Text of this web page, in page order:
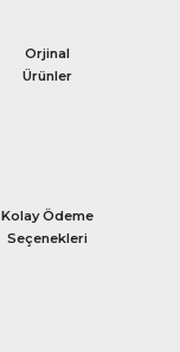
Orjinal
Ürünler
Kolay Ödeme
Seçenekleri